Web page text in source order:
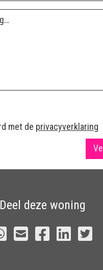
Deel deze woning
met de privacyverklaring